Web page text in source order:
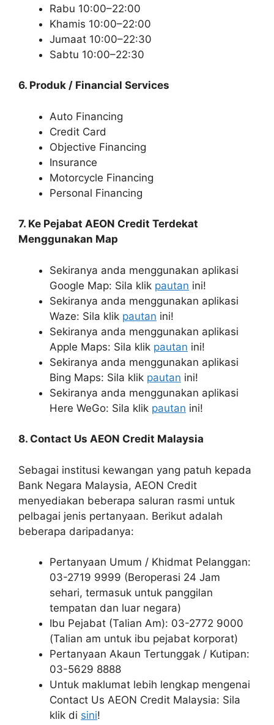
Rabu 10:00–22:00
Khamis 10:00–22:00
Jumaat 10:00–22:30
Sabtu 10:00–22:30
6. Produk / Financial Services
Auto Financing
Credit Card
Objective Financing
Insurance
Motorcycle Financing
Personal Financing
7. Ke Pejabat AEON Credit Terdekat
Menggunakan Map
Sekiranya anda menggunakan aplikasi
Google Map: Sila klik pautan ini!
Sekiranya anda menggunakan aplikasi
Waze: Sila klik pautan ini!
Sekiranya anda menggunakan aplikasi
Apple Maps: Sila klik pautan ini!
Sekiranya anda menggunakan aplikasi
Bing Maps: Sila klik pautan ini!
Sekiranya anda menggunakan aplikasi
Here WeGo: Sila klik pautan ini!
8. Contact Us AEON Credit Malaysia
Sebagai institusi kewangan yang patuh kepada
Bank Negara Malaysia, AEON Credit
menyediakan beberapa saluran rasmi untuk
pelbagai jenis pertanyaan. Berikut adalah
beberapa daripadanya:
Pertanyaan Umum / Khidmat Pelanggan:
03-2719 9999 (Beroperasi 24 Jam
sehari, termasuk untuk panggilan
tempatan dan luar negara)
Ibu Pejabat (Talian Am): 03-2772 9000
(Talian am untuk ibu pejabat korporat)
Pertanyaan Akaun Tertunggak / Kutipan:
03-5629 8888
Untuk maklumat lebih lengkap mengenai
Contact Us AEON Credit Malaysia: Sila
klik di sini!